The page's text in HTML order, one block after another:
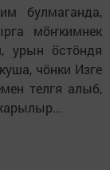
булмаганда,
мӧҥкимнек
урын ӧстӧндя
чӧнки Изге
телгя алыб,